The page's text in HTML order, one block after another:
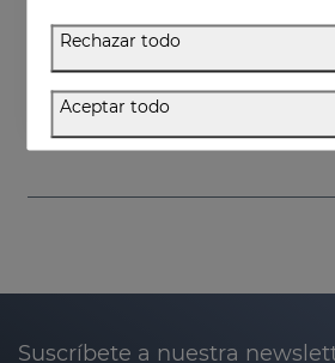
SESKAVEL Plus Cápsulas
Complemento alimenticio a base de aminoácidos azufrados, vitaminas y minerales
34.95 €
Suscríbete a nuestra
Rechazar todo
Aceptar todo